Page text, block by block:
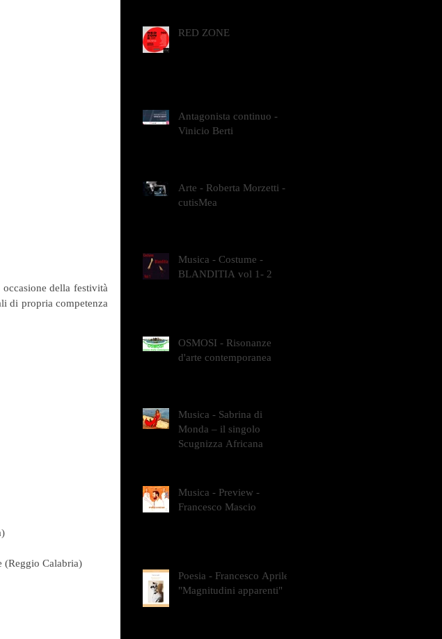
della festività
di propria competenza
(Reggio Calabria)
RED ZONE
Antagonista continuo -
Vinicio Berti
Arte - Roberta Morzetti -
cutisMea
Musica - Costume -
BLANDITIA vol 1- 2
OSMOSI - Risonanze
d'arte contemporanea
Musica - Sabrina di
Monda – il singolo
Scugnizza Africana
Musica - Preview -
Francesco Mascio
Poesia - Francesco Aprile -
"Magnitudini apparenti"